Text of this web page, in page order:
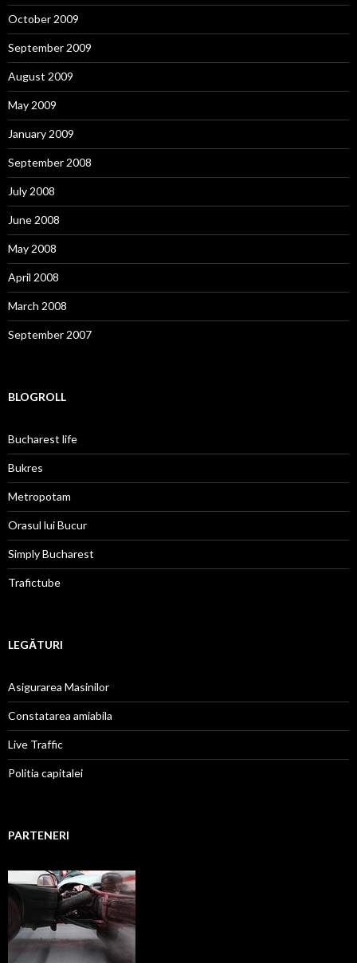
October 2009
September 2009
August 2009
May 2009
January 2009
September 2008
July 2008
June 2008
May 2008
April 2008
March 2008
September 2007
BLOGROLL
Bucharest life
Bukres
Metropotam
Orasul lui Bucur
Simply Bucharest
Trafictube
LEGĂTURI
Asigurarea Masinilor
Constatarea amiabila
Live Traffic
Politia capitalei
PARTENERI